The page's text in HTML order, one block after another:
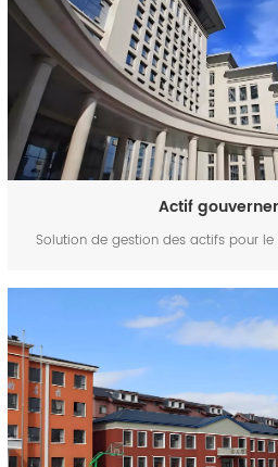
Actif
Solution de gestion des actifs pour
équipements administratifs du
des codes-barres et de la RFID.